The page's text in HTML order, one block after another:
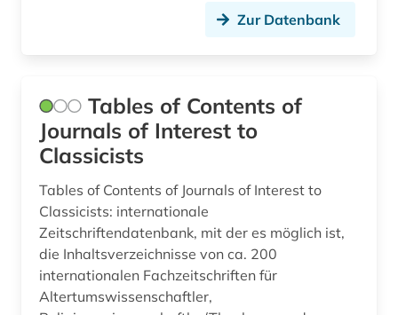
Zur Datenbank
Tables of Contents of
Journals of Interest to
Classicists
Tables of Contents of Journals of Interest to
Classicists: internationale
Zeitschriftendatenbank, mit der es möglich ist,
die Inhaltsverzeichnisse von ca. 200
internationalen Fachzeitschriften für
Altertumswissenschaftler,